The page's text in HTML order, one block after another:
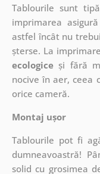
Tablourile sunt
imprimarea
astfel încât nu
șterse. La
ecologiceși fără
nocive în aer, ceea
orice cameră.
Montaj ușor
Tablourile pot fi
dumneavoastră!
solid cu grosimea